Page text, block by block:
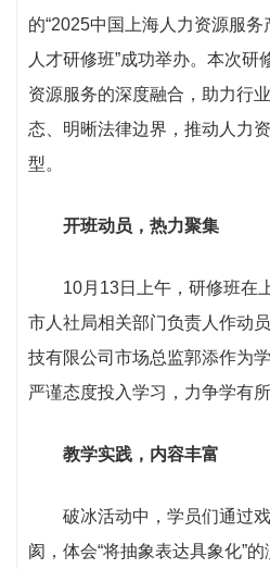
的“2025中国上海人力资源服
人才研修班”成功举办。本次研
资源服务的深度融合，助力行
态、明晰法律边界，推动人力
型。
开班动员，热力聚集
10月13日上午，研修班在上
市人社局相关部门负责人作动
技有限公司市场总监郭添作为
严谨态度投入学习，力争学有
教学实践，内容丰富
破冰活动中，学员们通过戏
阂，体会“将抽象表达具象化”